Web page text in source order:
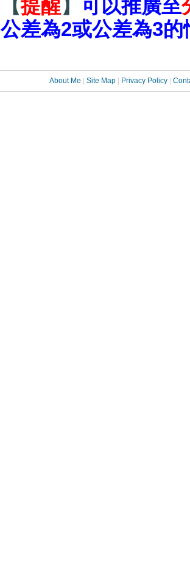
【提醒】 可以推廣至
公差為2或公差為3的
About Me Site Map Privacy Policy